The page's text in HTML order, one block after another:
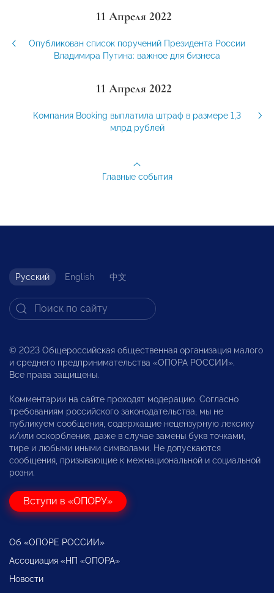
11 Апреля 2022
Опубликован список поручений Президента России
Владимира Путина: важное для бизнеса
11 Апреля 2022
Компания Booking выплатила штраф в размере 1,3
млрд рублей
Главные события
Русский English 中文
© 2023 Общероссийская общественная организация малого
и среднего предпринимательства «ОПОРА РОССИИ».
Все права защищены.
Комментарии на сайте проходят модерацию. Согласно
требованиям российского законодательства, мы не
публикуем сообщения, содержащие нецензурную лексику
и/или оскорбления, даже в случае замены букв точками,
тире и любыми иными символами. Не допускаются
сообщения, призывающие к межнациональной и социальной
розни.
Вступи в «ОПОРУ»
Об «ОПОРЕ РОССИИ»
Ассоциация «НП «ОПОРА»
Новости